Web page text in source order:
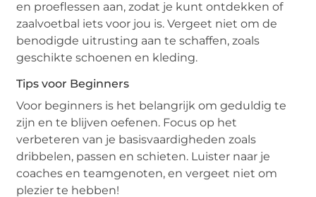
en proeflessen aan, zodat je kunt ontdekken of
zaalvoetbal iets voor jou is. Vergeet niet om de
benodigde uitrusting aan te schaffen, zoals
geschikte schoenen en kleding.
Tips voor Beginners
Voor beginners is het belangrijk om geduldig te
zijn en te blijven oefenen. Focus op het
verbeteren van je basisvaardigheden zoals
dribbelen, passen en schieten. Luister naar je
coaches en teamgenoten, en vergeet niet om
plezier te hebben!